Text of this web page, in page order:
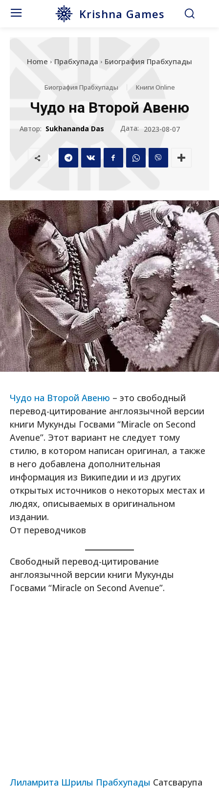
Krishna Games
Home Прабхупада Биография Прабхупады
Биография Прабхупады Книги Online
Чудо на Второй Авеню
Автор: Sukhananda Das Дата: 2023-08-07
Чудо на Второй Авеню – это свободный
перевод-цитирование англоязычной версии
книги Мукунды Госвами “Miracle on Second
Avenue”. Этот вариант не следует тому
стилю, в котором написан оригинал, а также
в него добавлена дополнительная
информация из Википедии и из других
открытых источников о некоторых местах и
людях, описываемых в оригинальном
издании.
От переводчиков
Свободный перевод-цитирование
англоязычной версии книги Мукунды
Госвами “Miracle on Second Avenue”.
Лиламрита Шрилы Прабхупады Сатсварупа